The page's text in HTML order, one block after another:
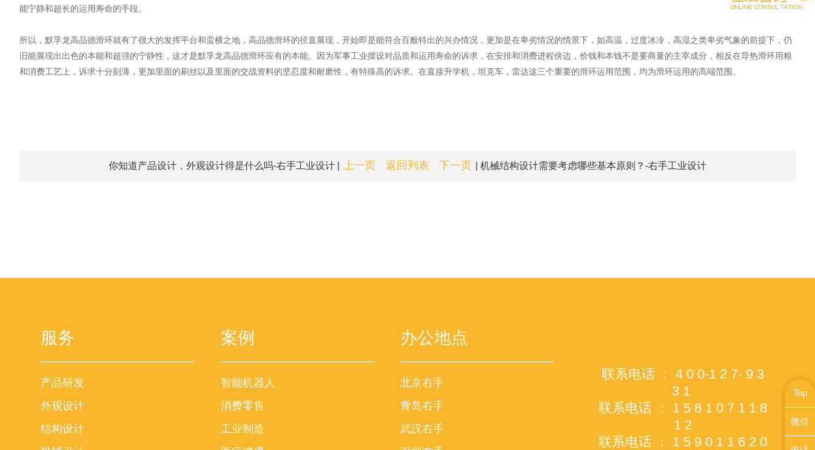
能宁静和超长的运用寿命的手段。
所以，默孚龙高品德滑环就有了很大的发挥平台和蛮横之地，高品德滑环的径直展现，开始即是能符合百般特出的兴办情况，更加是在卑劣情况的情景下，如高温，过度冰冷，高湿之类卑劣气象的前提下，仍
旧能展现出出色的本能和超强的宁静性，这才是默孚龙高品德滑环应有的本能。因为军事工业摆设对品质和运用寿命的诉求，在安排和消费进程傍边，价钱和本钱不是要商量的主宰成分，相反在导热滑环用粮
和消费工艺上，诉求十分刻薄，更加里面的刷丝以及里面的交战资料的坚忍度和耐磨性，有特殊高的诉求。在直接升学机，坦克车，雷达这三个重要的滑环运用范围，均为滑环运用的高端范围。
你知道产品设计，外观设计得是什么吗-右手工业设计 | 上一页 返回列表 下一页 | 机械结构设计需要考虑哪些基本原则？-右手工业设计
服务
产品研发
外观设计
结构设计
案例
智能机器人
消费零售
工业制造
办公地点
北京右手
青岛右手
武汉右手
联系电话 ： 4 0 0-1 2 7- 9 3
3 1
联系电话 ： 1 5 8 1 0 7 1 1 8
1 2
联系电话 ： 1 5 9 0 1 1 6 2 0
Top
微信